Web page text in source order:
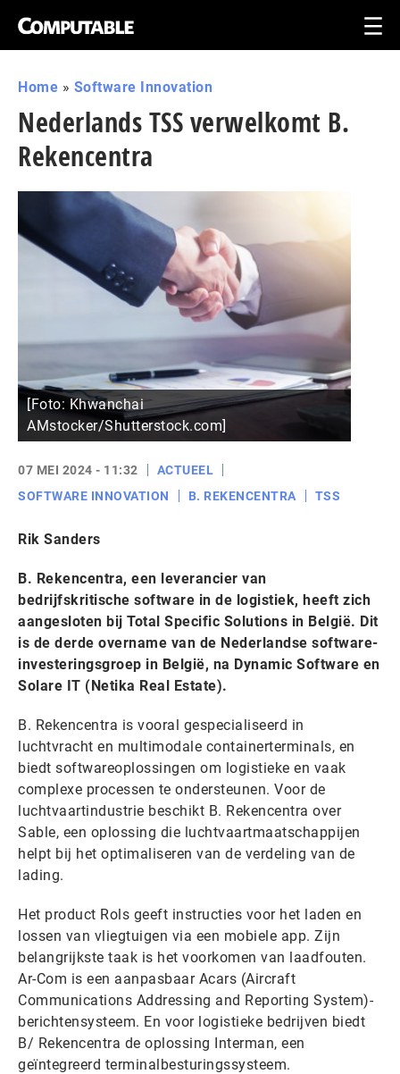
Home » Software Innovation
Nederlands TSS verwelkomt B.
Rekencentra
[Foto: Khwanchai
AMstocker/Shutterstock.com]
07 MEI 2024 - 11:32
ACTUEEL
SOFTWARE INNOVATION
B. REKENCENTRA TSS
Rik Sanders
B. Rekencentra, een leverancier van
bedrijfskritische software in de logistiek, heeft zich
aangesloten bij Total Specific Solutions in België. Dit
is de derde overname van de Nederlandse software-
investeringsgroep in België, na Dynamic Software en
Solare IT (Netika Real Estate).
B. Rekencentra is vooral gespecialiseerd in
luchtvracht en multimodale containerterminals, en
biedt softwareoplossingen om logistieke en vaak
complexe processen te ondersteunen. Voor de
luchtvaartindustrie beschikt B. Rekencentra over
Sable, een oplossing die luchtvaartmaatschappijen
helpt bij het optimaliseren van de verdeling van de
lading.
Het product Rols geeft instructies voor het laden en
lossen van vliegtuigen via een mobiele app. Zijn
belangrijkste taak is het voorkomen van laadfouten.
Ar-Com is een aanpasbaar Acars (Aircraft
Communications Addressing and Reporting System)-
berichtensysteem. En voor logistieke bedrijven biedt
B/ Rekencentra de oplossing Interman, een
geïntegreerd terminalbesturingssysteem.